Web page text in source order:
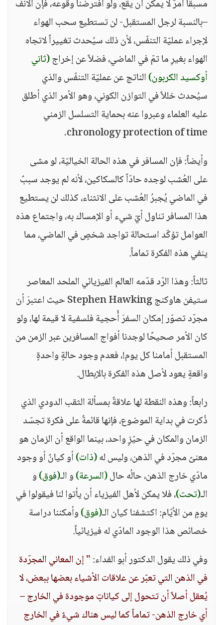
مسبقاً أمرٌ لا يمكن أن يقع، ولو افترضنا وقوعه، فإن الأنفَ
–بالنسبة لرجل المستقبل- لن تستطيع سحب الهواء
لإجراء عمليّة التنفّس، لأن ذلك سيُحدث تغييراً لاتجاه
الهواء بغيرِ ما تمّ في الماضي، فضلاً عن إخراج(ثاني
أوكسيد الكربون)الناتج عن عمليّة التنفّس والذي
سيُحدث خللاً في التوازن الكوني، وهو الأمر الذي أطلق
عليه العلماء وعبروا عنه بحماية التسلسل الزمني
chronology protection of time.
وأيضاً: فإن المسافر في هذه الحالة الخياليّة، لو مشى
على العُشب لوجده حادّاً كالسكاكين، لأنه لم يوجد سببٌ
في الماضي يُجبرُ العُشب على الانثناء، كذلك لن يستطيع
هذا المسافر تناول أيّ شيء أو الإمساك به، واجتماع هذه
العوامل تؤكّد استحالة تواجد شخصٍ في الماضي، مما
ينفي هذه الفكرة تماماً.
ثالثاً: وهذا الرّد قدّمه العالم الفيزيائي الملحد المعاصر
ستيفن هاوكنج Stephen Hawking حيث اعتبرَ أن
مجرّد تصوّر إمكان السفرَ أُحجية فلسفية لا قيمة لها، ولو
كان الأمر صحيحًا لوجدنا أفواج المسافرين عبر الزمن من
المستقبل أمامنا كل يوم!، فعدم وجود حالةٍ واحدةٍ
واقعةٍ يعود لأصل هذه الفكرة بالإبطال.
رابعاً: وهذه النقطة لها علاقةٌ بمسألة الثقب الدودي الذي
ذُكرت في بداية الموضوع، فإنها قائمةٌ على فكرة تجسّد
الزمان والمكان في حيّزٍ واحد، بينما الواقع أن الزمان هو
معنىً مجرّد في الذهن، وليس له(ذات)أو كيانٌ أو وجود
مادّي خارج الذهن، حالُه حال(السرعة)و الـ(فوق)و
الـ(تحت)، فلا يمكن لأهل الفيزياء أن يأتوا لنا فيقولوا في
يومٍ من الأيّام: اكتشفنا كيان الـ(فوق)وأمكننا دراسة
خصائص هذا الوجود المادّي له فيزيائياً.
وفي ذلك يقول الدكتور أبو الفداء:" إن المعاني المجرّدة
في الذهن التي تعبّر عن علاقات الأشياء بعضها ببعض، لا
يُعقل أصلاً أن تتحول إلى كياناتٍ موجودة في الخارج –
أي خارج الذهن- تماماً كما ليس هناك شيءٌ في الخارج